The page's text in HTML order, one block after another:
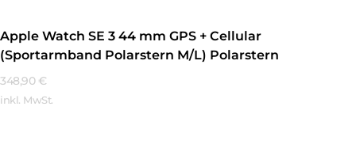
Apple Watch SE 3 44 mm GPS + Cellular
(Sportarmband Polarstern M/L) Polarstern
348,90 €
inkl. MwSt.